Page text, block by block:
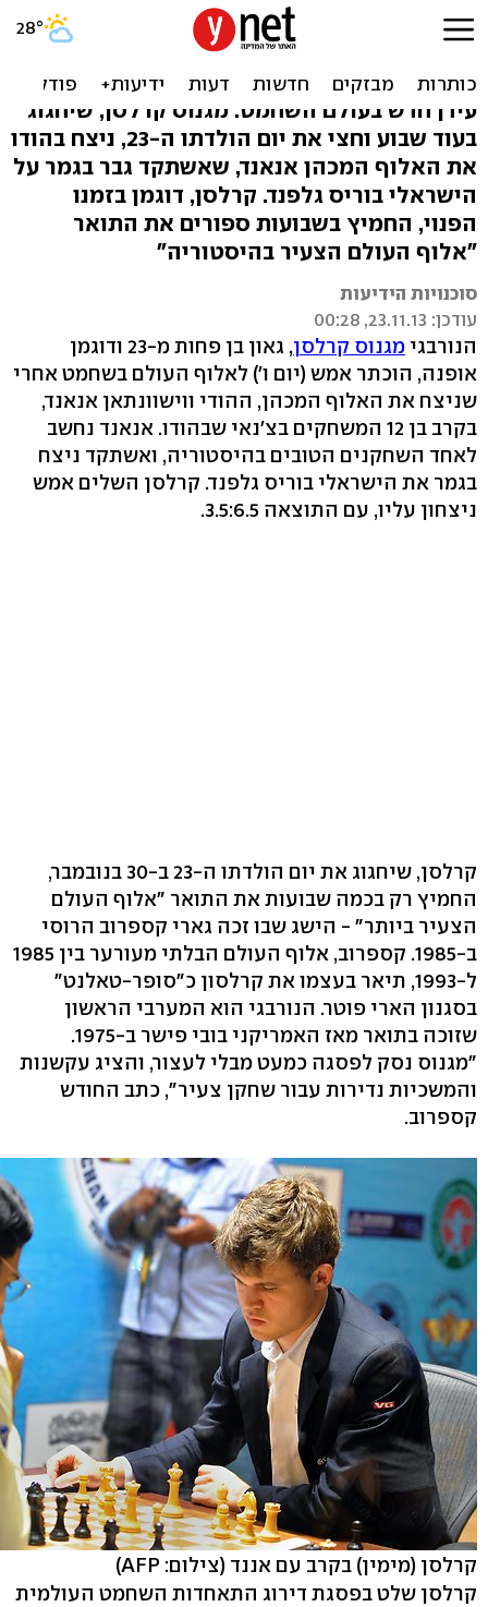
אלוף עולם חדש בשחמט:
דוגמן נורבגי בן 23
עידן חדש בעולם השחמט: מגנוס קרלסן, שיחגוג
בעוד שבוע וחצי את יום הולדתו ה-23, ניצח בהודו
את האלוף המכהן אנאנד, שאשתקד גבר בגמר על
הישראלי בוריס גלפנד. קרלסן, דוגמן בזמנו
הפנוי, החמיץ בשבועות ספורים את התואר
"אלוף העולם הצעיר בהיסטוריה"
סוכנויות הידיעות
עודכן: 23.11.13, 00:28
הנורבגי מגנוס קרלסן
, גאון בן פחות מ-23 ודוגמן
אופנה, הוכתר אמש (יום ו') לאלוף העולם בשחמט אחרי
שניצח את האלוף המכהן, ההודי ווישוונתאן אנאנד,
בקרב בן 12 המשחקים בצ'נאי שבהודו. אנאנד נחשב
לאחד השחקנים הטובים בהיסטוריה, ואשתקד ניצח
בגמר את הישראלי בוריס גלפנד. קרלסן השלים אמש
ניצחון עליו, עם התוצאה 3.5:6.5.
קרלסן, שיחגוג את יום הולדתו ה-23 ב-30 בנובמבר,
החמיץ רק בכמה שבועות את התואר "אלוף העולם
הצעיר ביותר" - הישג שבו זכה גארי קספרוב הרוסי
ב-1985. קספרוב, אלוף העולם הבלתי מעורער בין 1985
ל-1993, תיאר בעצמו את קרלסון כ"סופר-טאלנט"
בסגנון הארי פוטר. הנורבגי הוא המערבי הראשון
שזוכה בתואר מאז האמריקני בובי פישר ב-1975.
"מגנוס נסק לפסגה כמעט מבלי לעצור, והציג עקשנות
והמשכיות נדירות עבור שחקן צעיר", כתב החודש
קספרוב.
קרלסן (מימין) בקרב עם אננד (צילום: AFP)
קרלסן שלט בפסגת דירוג התאחדות השחמט העולמית